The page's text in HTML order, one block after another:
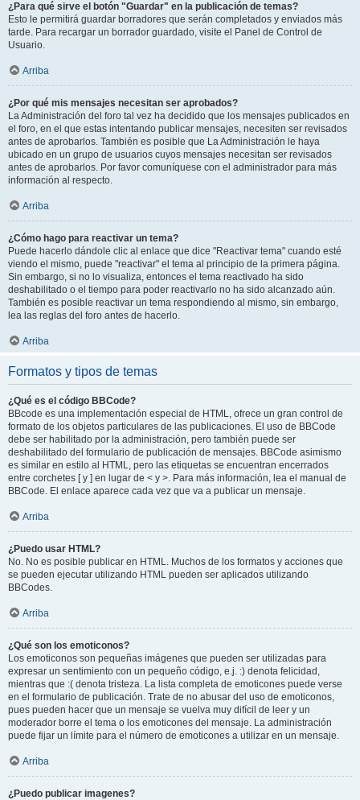
¿Para qué sirve el botón "Guardar" en la publicación de temas?
Esto le permitirá guardar borradores que serán completados y enviados más
tarde. Para recargar un borrador guardado, visite el Panel de Control de
Usuario.
Arriba
¿Por qué mis mensajes necesitan ser aprobados?
La Administración del foro tal vez ha decidido que los mensajes publicados en
el foro, en el que estas intentando publicar mensajes, necesiten ser revisados
antes de aprobarlos. También es posible que La Administración le haya
ubicado en un grupo de usuarios cuyos mensajes necesitan ser revisados
antes de aprobarlos. Por favor comuníquese con el administrador para más
información al respecto.
Arriba
¿Cómo hago para reactivar un tema?
Puede hacerlo dándole clic al enlace que dice "Reactivar tema" cuando esté
viendo el mismo, puede "reactivar" el tema al principio de la primera página.
Sin embargo, si no lo visualiza, entonces el tema reactivado ha sido
deshabilitado o el tiempo para poder reactivarlo no ha sido alcanzado aún.
También es posible reactivar un tema respondiendo al mismo, sin embargo,
lea las reglas del foro antes de hacerlo.
Arriba
Formatos y tipos de temas
¿Qué es el código BBCode?
BBcode es una implementación especial de HTML, ofrece un gran control de
formato de los objetos particulares de las publicaciones. El uso de BBCode
debe ser habilitado por la administración, pero también puede ser
deshabilitado del formulario de publicación de mensajes. BBCode asimismo
es similar en estilo al HTML, pero las etiquetas se encuentran encerrados
entre corchetes [ y ] en lugar de < y >. Para más información, lea el manual de
BBCode. El enlace aparece cada vez que va a publicar un mensaje.
Arriba
¿Puedo usar HTML?
No. No es posible publicar en HTML. Muchos de los formatos y acciones que
se pueden ejecutar utilizando HTML pueden ser aplicados utilizando
BBCodes.
Arriba
¿Qué son los emoticonos?
Los emoticonos son pequeñas imágenes que pueden ser utilizadas para
expresar un sentimiento con un pequeño código, e.j. :) denota felicidad,
mientras que :( denota tristeza. La lista completa de emoticones puede verse
en el formulario de publicación. Trate de no abusar del uso de emoticonos,
pues pueden hacer que un mensaje se vuelva muy difícil de leer y un
moderador borre el tema o los emoticones del mensaje. La administración
puede fijar un límite para el número de emoticones a utilizar en un mensaje.
Arriba
¿Puedo publicar imagenes?